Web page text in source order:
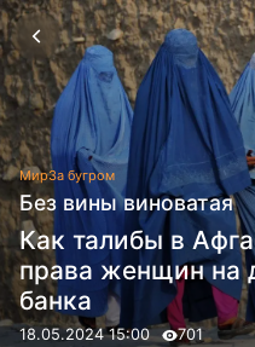
МирЗа бугром
Без вины виноватая
Как талибы в
права женщин на
банка
18.05.2024 15:00 701